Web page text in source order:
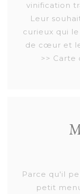
vinification
Leur
curieux qui
de cœur et
>> Carte
Parce qu'il
petit